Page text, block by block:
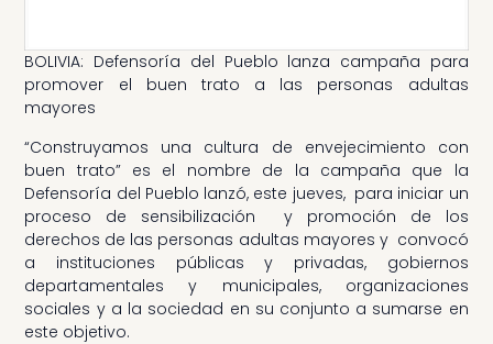
BOLIVIA: Defensoría del Pueblo lanza campaña para
promover el buen trato a las personas adultas
mayores
“Construyamos una cultura de envejecimiento con
buen trato” es el nombre de la campaña que la
Defensoría del Pueblo lanzó, este jueves, para iniciar un
proceso de sensibilización y promoción de los
derechos de las personas adultas mayores y convocó
a instituciones públicas y privadas, gobiernos
departamentales y municipales, organizaciones
sociales y a la sociedad en su conjunto a sumarse en
este objetivo.